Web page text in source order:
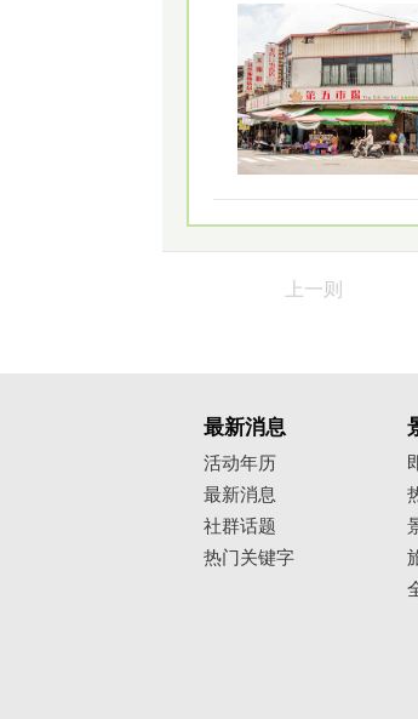
柳川古道聚落
位於中山路257巷的柳川
2016年柳川里取得台中
保与观光元素的柳川古道
台中文学馆
上一则
最新消息
活动年历
最新消息
社群话题
热门关键字